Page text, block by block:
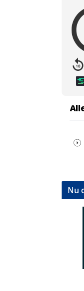
Nu